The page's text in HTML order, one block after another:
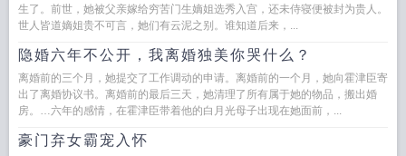
生了。前世，她被父亲嫁给穷苦门生嫡姐选秀入宫，还未侍寝便被封为贵人。
世人皆道嫡姐贵不可言，她们有云泥之别。谁知道后来，...
隐婚六年不公开，我离婚独美你哭什么？
离婚前的三个月，她提交了工作调动的申请。离婚前的一个月，她向霍津臣寄
出了离婚协议书。离婚前的最后三天，她清理了所有属于她的物品，搬出婚
房。…六年的感情，在霍津臣带着他的白月光母子出现在她面前，...
豪门弃女霸宠入怀